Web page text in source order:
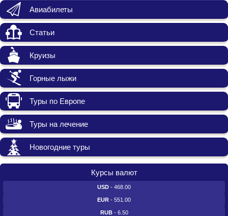
Авиабилеты
Статьи
Круизы
Горные лыжи
Туры по Европе
Туры на лечение
Новогодние туры
Курсы валют
USD - 468.00
EUR - 551.00
RUB- 6.50